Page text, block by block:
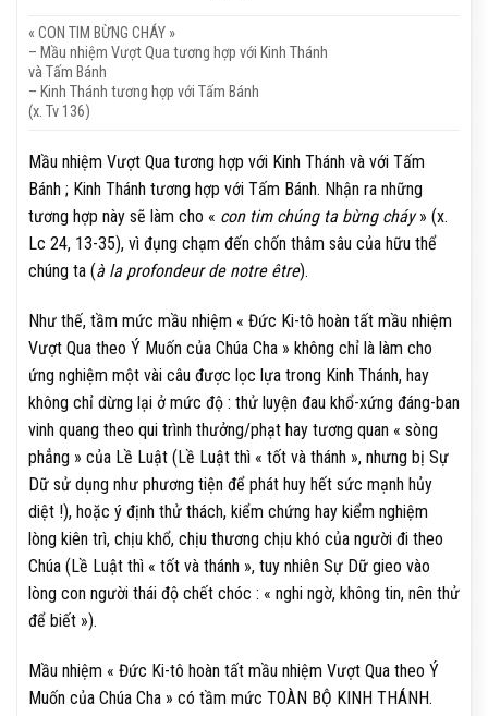
« CON TIM BỪNG CHÁY »
– Mầu nhiệm Vượt Qua tương hợp với Kinh Thánh
và Tấm Bánh
– Kinh Thánh tương hợp với Tấm Bánh
(x. Tv 136)
Mầu nhiệm Vượt Qua tương hợp với Kinh Thánh và với Tấm
Bánh ; Kinh Thánh tương hợp với Tấm Bánh. Nhận ra những
tương hợp này sẽ làm cho « con tim chúng ta bừng cháy» (x.
Lc 24, 13-35), vì đụng chạm đến chốn thâm sâu của hữu thể
chúng ta (à la profondeur de notre être).
Như thế, tầm mức mầu nhiệm « Đức Ki-tô hoàn tất mầu nhiệm
Vượt Qua theo Ý Muốn của Chúa Cha » không chỉ là làm cho
ứng nghiệm một vài câu được lọc lựa trong Kinh Thánh, hay
không chỉ dừng lại ở mức độ : thử luyện đau khổ-xứng đáng-ban
vinh quang theo qui trình thưởng/phạt hay tương quan « sòng
phẳng » của Lề Luật (Lề Luật thì « tốt và thánh », nhưng bị Sự
Dữ sử dụng như phương tiện để phát huy hết sức mạnh hủy
diệt !), hoặc ý định thử thách, kiểm chứng hay kiểm nghiệm
lòng kiên trì, chịu khổ, chịu thương chịu khó của người đi theo
Chúa (Lề Luật thì « tốt và thánh », tuy nhiên Sự Dữ gieo vào
lòng con người thái độ chết chóc : « nghi ngờ, không tin, nên thử
để biết »).
Mầu nhiệm « Đức Ki-tô hoàn tất mầu nhiệm Vượt Qua theo Ý
Muốn của Chúa Cha » có tầm mức TOÀN BỘ KINH THÁNH.